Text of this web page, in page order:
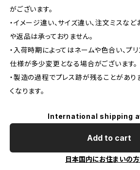
がございます。
・イメージ違い、サイズ違い、注文ミスな
や返品は承っておりません。
・入荷時期によってはネームや色合い、プ
仕様が多少変更となる場合がございます。
・製造の過程でプレス跡が残ることがあ
くなります。
International shipping
Add to cart
日本国内にお住まいの